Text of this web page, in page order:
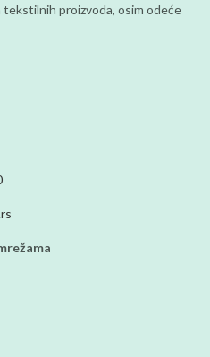
proizvoda, osim odeće